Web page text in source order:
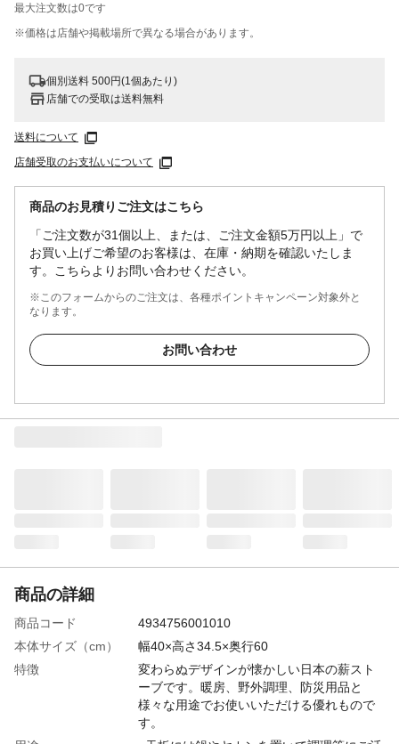
最大注文数は0です
※価格は​店舗や​掲載場所で​異なる​場合が​あります。
個別送料 500円(1個あたり)
店舗での受取は送料無料
送料について
店舗受取のお支払いについて
商品のお見積りご注文はこちら
「ご注文数が31個以上、または、ご注文金額5万円以上」で
お買い上げご希望のお客様は、在庫・納期を確認いたしま
す。こちらよりお問い合わせください。
※このフォームからのご注文は、各種ポイントキャンペーン対象外と
なります。
お問い合わせ
商品の詳細
商品コード
4934756001010
本体サイズ（cm）
幅40×高さ34.5×奥行60
特徴
変わらぬデザインが懐かしい日本の薪スト
ーブです。暖房、野外調理、防災用品と
様々な用途でお使いいただける優れもので
す。